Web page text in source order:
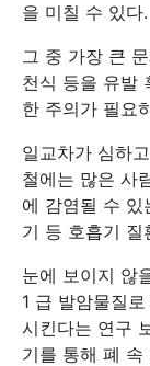
을 미칠 수 있다.
그 중 가장 큰
천식 등을 유발
한 주의가 필요
일교차가 심하
철에는 많은 사
에 감염될 수
기 등 호흡기 질
눈에 보이지 않
1 급 발암물질
시킨다는 연구
기를 통해 폐 속